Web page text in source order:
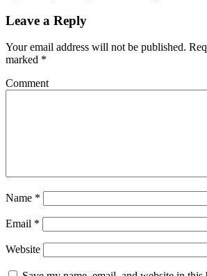
Leave a Reply
Your email address will not be published.
marked *
Comment
Name *
Email *
Website